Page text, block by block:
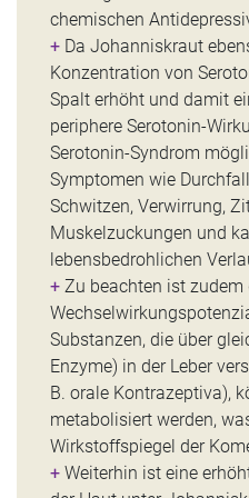
chemischen
+ Da Johanniskraut
Konzentration von
Spalt erhöht und damit
periphere Serotonin-
Serotonin-Syndrom
Symptomen wie
Schwitzen, Verwirrung,
Muskelzuckungen und
lebensbedrohlichen
+ Zu beachten ist zudem
Substanzen, die über
Enzyme) in der Leber
B. orale Kontrazeptiva),
metabolisiert werden,
Wirkstoffspiegel der
+ Weiterhin ist eine